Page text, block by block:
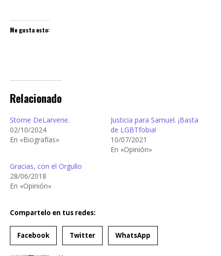
Me gusta esto:
Relacionado
Storne DeLarverie.
02/10/2024
En «Biografías»
Justicia para Samuel. ¡Basta
de LGBTfobia!
10/07/2021
En «Opinión»
Gracias, con el Orgullo
28/06/2018
En «Opinión»
Compartelo en tus redes:
Facebook Twitter WhatsApp